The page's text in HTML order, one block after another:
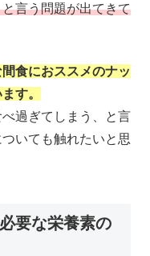
言う問題が出てきて
食におススメのナッ
す。
過ぎてしまう、と言
いても触れたいと思
要な栄養素の